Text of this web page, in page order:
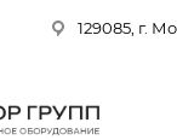
129085, г.